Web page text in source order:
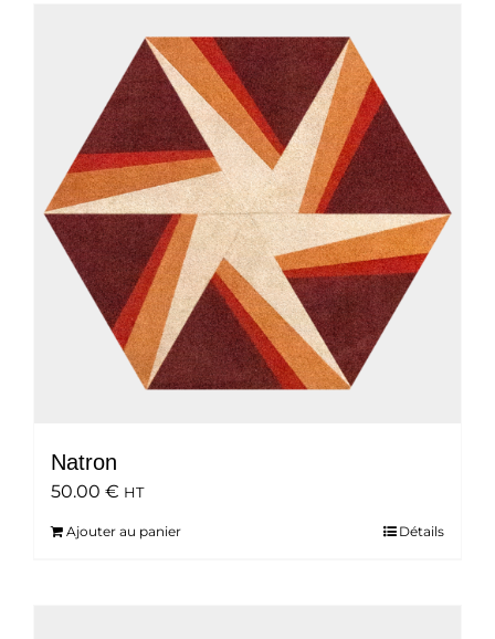
Natron
50.00 € HT
Ajouter au panier Détails